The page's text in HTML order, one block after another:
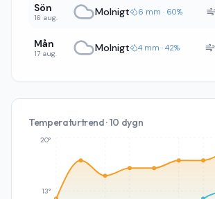
Sön
16 aug. Molnigt 6 mm · 60%
Mån
17 aug. Molnigt 4 mm · 42%
Temperaturtrend · 10 dygn
13°
20°